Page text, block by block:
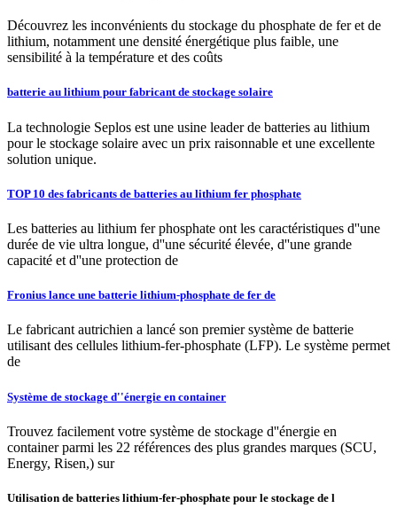
Découvrez les inconvénients du stockage du phosphate de fer et de
lithium, notamment une densité énergétique plus faible, une
sensibilité à la température et des coûts
batterie au lithium pour fabricant de stockage solaire
La technologie Seplos est une usine leader de batteries au lithium
pour le stockage solaire avec un prix raisonnable et une excellente
solution unique.
TOP 10 des fabricants de batteries au lithium fer phosphate
Les batteries au lithium fer phosphate ont les caractéristiques d''une
durée de vie ultra longue, d''une sécurité élevée, d''une grande
capacité et d''une protection de
Fronius lance une batterie lithium-phosphate de fer de
Le fabricant autrichien a lancé son premier système de batterie
utilisant des cellules lithium-fer-phosphate (LFP). Le système permet
de
Système de stockage d''énergie en container
Trouvez facilement votre système de stockage d''énergie en
container parmi les 22 références des plus grandes marques (SCU,
Energy, Risen,) sur
Utilisation de batteries lithium-fer-phosphate pour le stockage de l